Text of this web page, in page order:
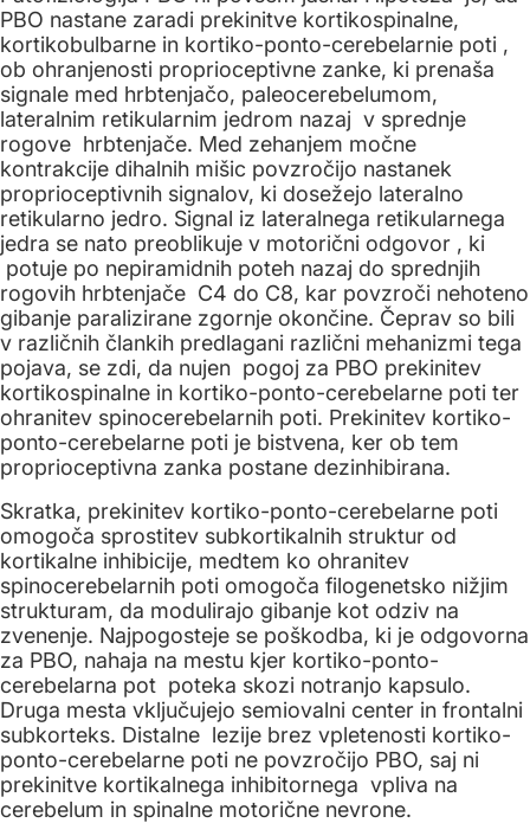
PBO nastane zaradi prekinitve kortikospinalne,
kortikobulbarne in kortiko-ponto-cerebelarnie poti ,
ob ohranjenosti proprioceptivne zanke, ki prenaša
signale med hrbtenjačo, paleocerebelumom,
lateralnim retikularnim jedrom nazaj v sprednje
rogove hrbtenjače. Med zehanjem močne
kontrakcije dihalnih mišic povzročijo nastanek
proprioceptivnih signalov, ki dosežejo lateralno
retikularno jedro. Signal iz lateralnega retikularnega
jedra se nato preoblikuje v motorični odgovor , ki
potuje po nepiramidnih poteh nazaj do sprednjih
rogovih hrbtenjače C4 do C8, kar povzroči nehoteno
gibanje paralizirane zgornje okončine. Čeprav so bili
v različnih člankih predlagani različni mehanizmi tega
pojava, se zdi, da nujen pogoj za PBO prekinitev
kortikospinalne in kortiko-ponto-cerebelarne poti ter
ohranitev spinocerebelarnih poti. Prekinitev kortiko-
ponto-cerebelarne poti je bistvena, ker ob tem
proprioceptivna zanka postane dezinhibirana.
Skratka, prekinitev kortiko-ponto-cerebelarne poti
omogoča sprostitev subkortikalnih struktur od
kortikalne inhibicije, medtem ko ohranitev
spinocerebelarnih poti omogoča filogenetsko nižjim
strukturam, da modulirajo gibanje kot odziv na
zvenenje. Najpogosteje se poškodba, ki je odgovorna
za PBO, nahaja na mestu kjer kortiko-ponto-
cerebelarna pot poteka skozi notranjo kapsulo.
Druga mesta vključujejo semiovalni center in frontalni
subkorteks. Distalne lezije brez vpletenosti kortiko-
ponto-cerebelarne poti ne povzročijo PBO, saj ni
prekinitve kortikalnega inhibitornega vpliva na
cerebelum in spinalne motorične nevrone.